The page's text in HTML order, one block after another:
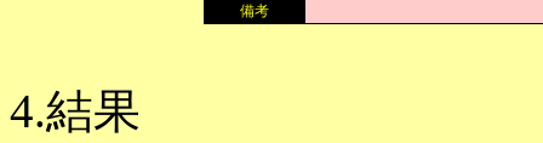
備考
4.結果